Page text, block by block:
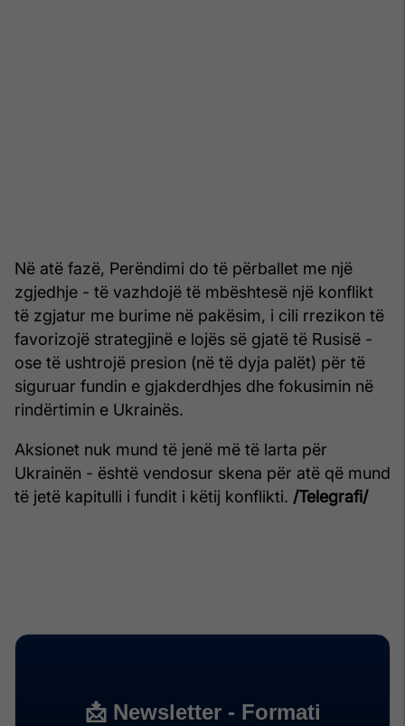
Në atë fazë, Perëndimi do të përballet me një
zgjedhje - të vazhdojë të mbështesë një konflikt
të zgjatur me burime në pakësim, i cili rrezikon të
favorizojë strategjinë e lojës së gjatë të Rusisë -
ose të ushtrojë presion (në të dyja palët) për të
siguruar fundin e gjakderdhjes dhe fokusimin në
rindërtimin e Ukrainës.
Aksionet nuk mund të jenë më të larta për
Ukrainën - është vendosur skena për atë që mund
të jetë kapitulli i fundit i këtij konflikti. /Telegrafi/